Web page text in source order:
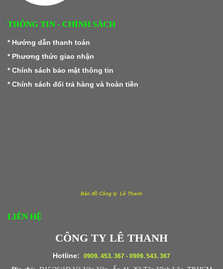
THÔNG TIN - CHÍNH SÁCH
* Hướng dẫn thanh toán
* Phương thức giao nhận
* Chính sách bảo mật thông tin
* Chính sách đổi trả hàng và hoàn tiền
Bản đồ Công ty Lê Thanh
LIÊN HỆ
CÔNG TY LÊ THANH
Hotline: 0909. 453. 367 - 0909. 543. 367